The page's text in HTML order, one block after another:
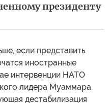
президенту
если представить
иностранные
интервенции НАТО
лидера Муаммара
дестабилизация